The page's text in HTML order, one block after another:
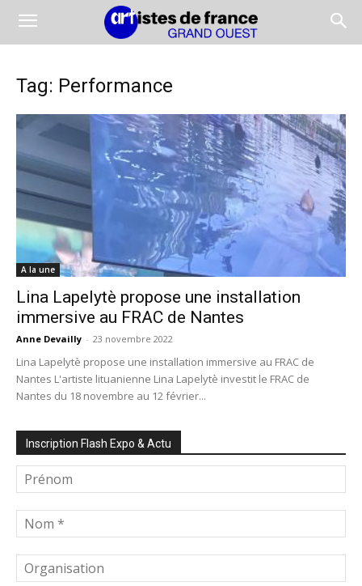
Tag: Performance
A la une
Lina Lapelytè propose une installation
immersive au FRAC de Nantes
Anne Devailly - 23 novembre 2022
Lina Lapelytè propose une installation immersive au FRAC de
Nantes L'artiste lituanienne Lina Lapelytè investit le FRAC de
Nantes du 18 novembre au 12 février...
Inscription Flash Expo & Actu